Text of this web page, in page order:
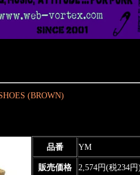
(BROWN)
品番 YM
販売価格 2,574円(税234円